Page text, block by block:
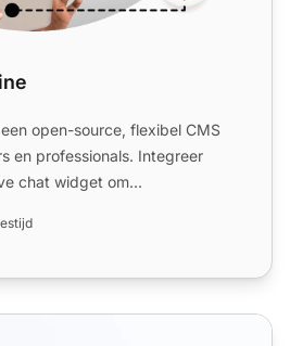
open-source, flexibel CMS
en professionals. Integreer
chat widget om